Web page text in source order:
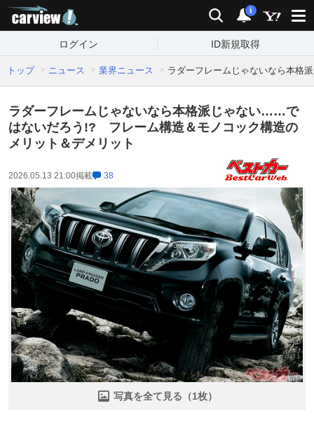
検索 通知
i
ログイン ID新規取得
トップ ニュース 業界ニュース ラダーフレームじゃないなら本格
ラダーフレームじゃないなら本格派じゃない……で
はないだろう!? フレーム構造＆モノコック構造の
メリット＆デメリット
2026.05.13 21:00掲載 38
写真を全て見る（1枚）